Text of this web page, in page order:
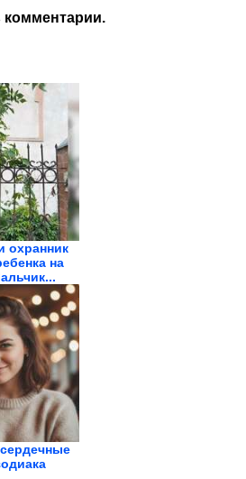
комментарии.
охранник
на